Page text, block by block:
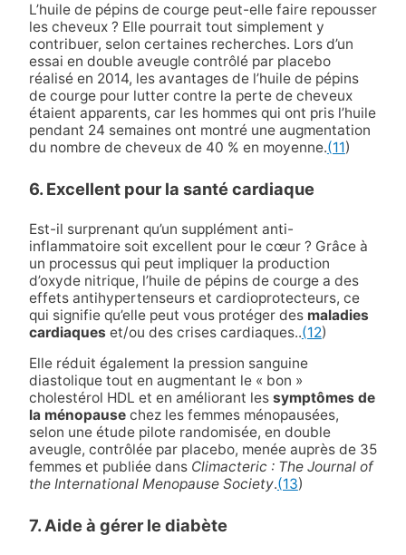
L’huile de pépins de courge peut-elle faire repousser
les cheveux ? Elle pourrait tout simplement y
contribuer, selon certaines recherches. Lors d’un
essai en double aveugle contrôlé par placebo
réalisé en 2014, les avantages de l’huile de pépins
de courge pour lutter contre la perte de cheveux
étaient apparents, car les hommes qui ont pris l’huile
pendant 24 semaines ont montré une augmentation
du nombre de cheveux de 40 % en moyenne.(11)
6. Excellent pour la santé cardiaque
Est-il surprenant qu’un supplément anti-
inflammatoire soit excellent pour le cœur ? Grâce à
un processus qui peut impliquer la production
d’oxyde nitrique, l’huile de pépins de courge a des
effets antihypertenseurs et cardioprotecteurs, ce
qui signifie qu’elle peut vous protéger des maladies
cardiaques et/ou des crises cardiaques..(12)
Elle réduit également la pression sanguine
diastolique tout en augmentant le « bon »
cholestérol HDL et en améliorant les symptômes de
la ménopausechez les femmes ménopausées,
selon une étude pilote randomisée, en double
aveugle, contrôlée par placebo, menée auprès de 35
femmes et publiée dans Climacteric : The Journal of
the International Menopause Society.(13)
7. Aide à gérer le diabète